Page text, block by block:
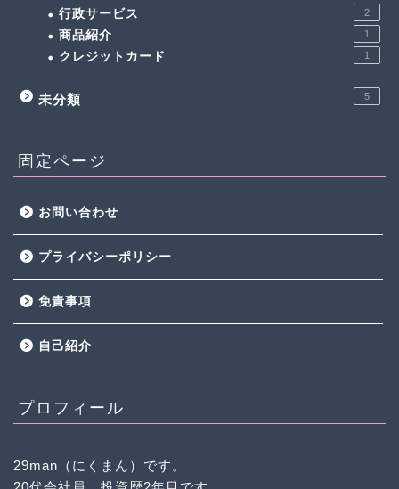
行政サービス 2
商品紹介 1
クレジットカード 1
未分類 5
固定ページ
お問い合わせ
プライバシーポリシー
免責事項
自己紹介
プロフィール
29man（にくまん）です。